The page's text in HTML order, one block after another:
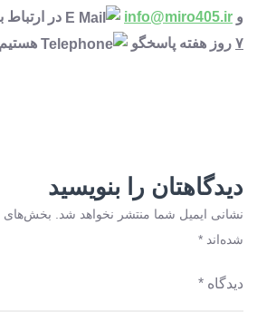
و info@miro405.ir در ارتباط
۷ روز هفته پاسخگو
دیدگاهتان را بنویسید
نشانی ایمیل شما منتشر نخواهد شد.
بخش‌های
شده‌اند *
دیدگاه *